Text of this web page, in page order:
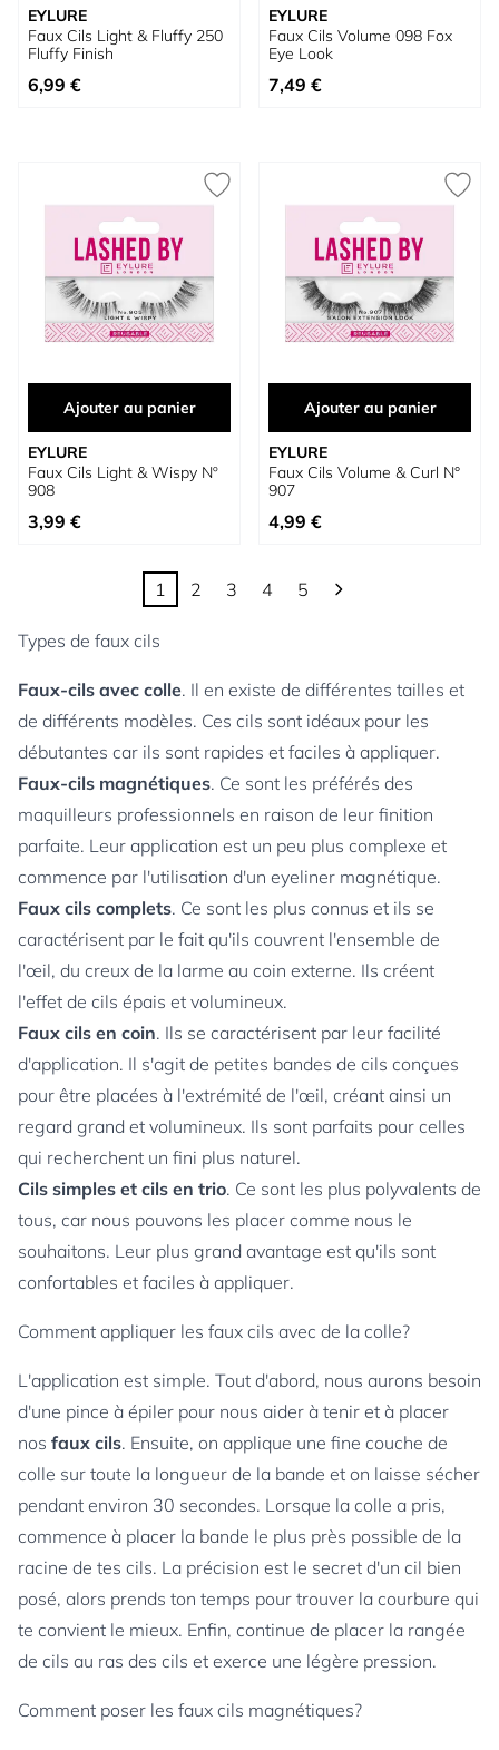
EYLURE
Faux Cils Light & Fluffy 250
Fluffy Finish
6,99 €
EYLURE
Faux Cils Volume 098 Fox
Eye Look
7,49 €
Ajouter au panier
EYLURE
Faux Cils Light & Wispy Nº
908
3,99 €
Ajouter au panier
EYLURE
Faux Cils Volume & Curl N°
907
4,99 €
Vous lisez actuellement la page
1
Page
2
Page
3
Page
4
Page
5
Types de faux cils
Faux-cils avec colle. Il en existe de différentes tailles et
de différents modèles. Ces cils sont idéaux pour les
débutantes car ils sont rapides et faciles à appliquer.
Faux-cils magnétiques. Ce sont les préférés des
maquilleurs professionnels en raison de leur finition
parfaite. Leur application est un peu plus complexe et
commence par l'utilisation d'un eyeliner magnétique.
Faux cils complets. Ce sont les plus connus et ils se
caractérisent par le fait qu'ils couvrent l'ensemble de
l'œil, du creux de la larme au coin externe. Ils créent
l'effet de cils épais et volumineux.
Faux cils en coin. Ils se caractérisent par leur facilité
d'application. Il s'agit de petites bandes de cils conçues
pour être placées à l'extrémité de l'œil, créant ainsi un
regard grand et volumineux. Ils sont parfaits pour celles
qui recherchent un fini plus naturel.
Cils simples et cils en trio. Ce sont les plus polyvalents de
tous, car nous pouvons les placer comme nous le
souhaitons. Leur plus grand avantage est qu'ils sont
confortables et faciles à appliquer.
Comment appliquer les faux cils avec de la colle?
L'application est simple. Tout d'abord, nous aurons besoin
d'une pince à épiler pour nous aider à tenir et à placer
nos faux cils. Ensuite, on applique une fine couche de
colle sur toute la longueur de la bande et on laisse sécher
pendant environ 30 secondes. Lorsque la colle a pris,
commence à placer la bande le plus près possible de la
racine de tes cils. La précision est le secret d'un cil bien
posé, alors prends ton temps pour trouver la courbure qui
te convient le mieux. Enfin, continue de placer la rangée
de cils au ras des cils et exerce une légère pression.
Comment poser les faux cils magnétiques?